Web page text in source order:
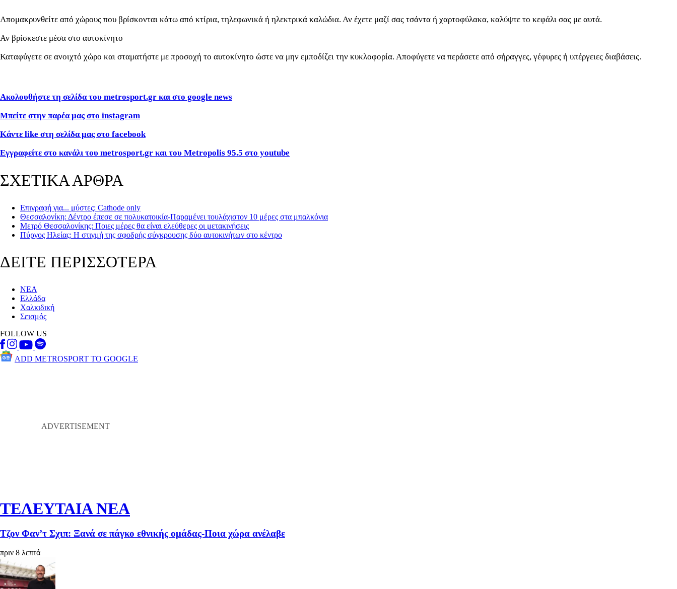
Απομακρυνθείτε από χώρους που βρίσκονται κάτω από κτίρια, τηλεφωνικά ή ηλεκτρικά καλώδια. Αν έχετε μαζί σας τσάντα ή χαρτοφύλακα, καλύψτε το κεφάλι σας με αυτά.
Αν βρίσκεστε μέσα στο αυτοκίνητο
Καταφύγετε σε ανοιχτό χώρο και σταματήστε με προσοχή το αυτοκίνητο ώστε να μην εμποδίζει την κυκλοφορία. Αποφύγετε να περάσετε από σήραγγες, γέφυρες ή υπέργειες διαβάσεις.
Ακολουθήστε τη σελίδα του metrosport.gr και στο google news
Μπείτε στην παρέα μας στο instagram
Κάντε like στη σελίδα μας στο facebook
Εγγραφείτε στο κανάλι του metrosport.gr και του Metropolis 95.5 στο youtube
ΣΧΕΤΙΚΑ ΑΡΘΡΑ
Επιγραφή για... μύστες: Cathode only
Θεσσαλονίκη: Δέντρο έπεσε σε πολυκατοικία-Παραμένει τουλάχιστον 10 μέρες στα μπαλκόνια
Μετρό Θεσσαλονίκης: Ποιες μέρες θα είναι ελεύθερες οι μετακινήσεις
Πύργος Ηλείας: Η στιγμή της σφοδρής σύγκρουσης δύο αυτοκινήτων στο κέντρο
ΔΕΙΤΕ ΠΕΡΙΣΣΟΤΕΡΑ
ΝΕΑ
Ελλάδα
Χαλκιδική
Σεισμός
FOLLOW US
ADD METROSPORT TO GOOGLE
ΤΕΛΕΥΤΑΙΑ ΝΕΑ
Τζον Φαν’τ Σχιπ: Ξανά σε πάγκο εθνικής ομάδας-Ποια χώρα ανέλαβε
πριν 8 λεπτά